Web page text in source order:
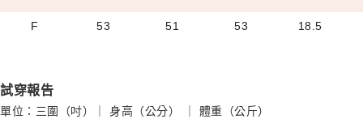
F 53 51 53 18.5
試穿報告
單位：三圍（吋）｜ 身高（公分） ｜ 體重（公斤）